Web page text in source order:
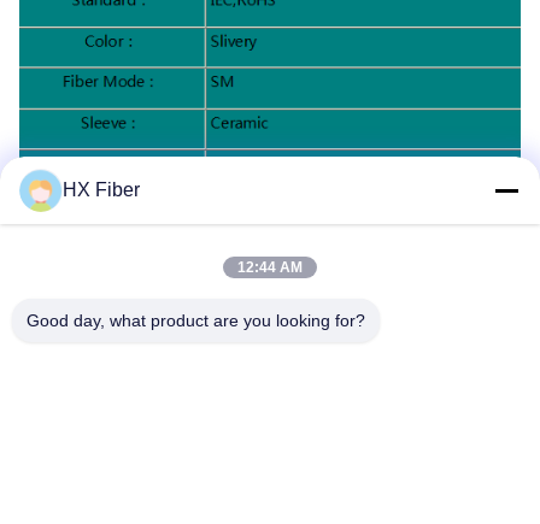
স্পেসিফিকেশনঃHX Fiber
12:44 AM
Good day, what product are you looking for?